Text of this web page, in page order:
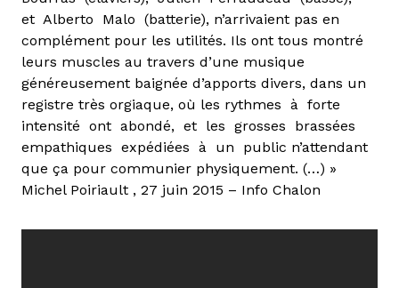
et Alberto Malo (batterie), n’arrivaient pas en
complément pour les utilités. Ils ont tous montré
leurs muscles au travers d’une musique
généreusement baignée d’apports divers, dans un
registre très orgiaque, où les rythmes à forte
intensité ont abondé, et les grosses brassées
empathiques expédiées à un public n’attendant
que ça pour communier physiquement. (…) »
Michel Poiriault , 27 juin 2015 – Info Chalon